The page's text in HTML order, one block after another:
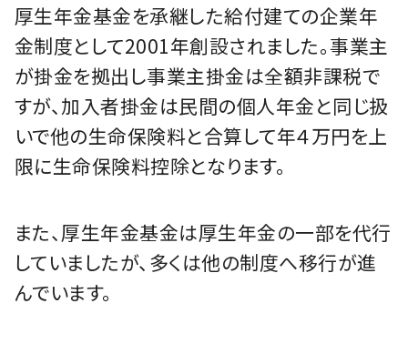
厚生年金基金を承継した給付建ての企業年
金制度として2001年創設されました。事業主
が掛金を拠出し事業主掛金は全額非課税で
すが、加入者掛金は民間の個人年金と同じ扱
いで他の生命保険料と合算して年４万円を上
限に生命保険料控除となります。
また、厚生年金基金は厚生年金の一部を代行
していましたが、多くは他の制度へ移行が進
んでいます。